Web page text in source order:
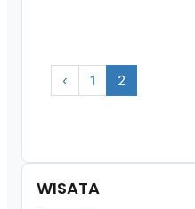
‹ 1 2
WISATA